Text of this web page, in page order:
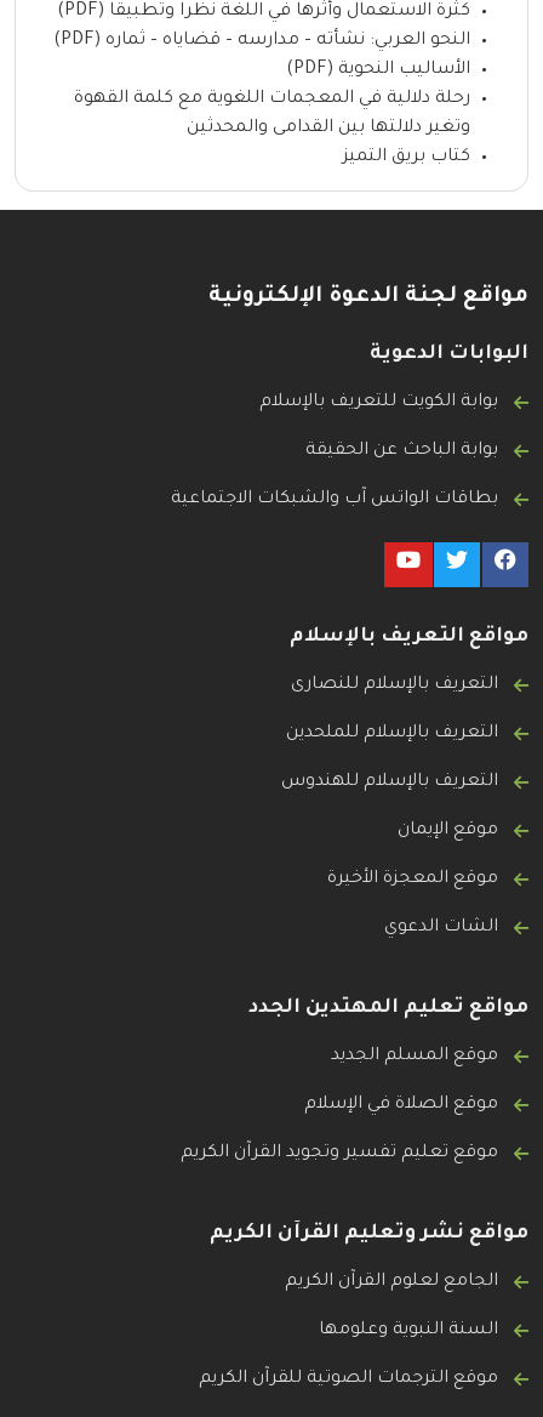
كثرة الاستعمال وأثرها في اللغة نظرا وتطبيقا (PDF)
النحو العربي: نشأته – مدارسه – قضاياه – ثماره (PDF)
الأساليب النحوية (PDF)
رحلة دلالية في المعجمات اللغوية مع كلمة القهوة
وتغير دلالتها بين القدامى والمحدثين
كتاب بريق التميز
مواقع لجنة الدعوة الإلكترونية
البوابات الدعوية
بوابة الكويت للتعريف بالإسلام
بوابة الباحث عن الحقيقة
بطاقات الواتس آب والشبكات الاجتماعية
مواقع التعريف بالإسلام
التعريف بالإسلام للنصارى
التعريف بالإسلام للملحدين
التعريف بالإسلام للهندوس
موقع الإيمان
موقع المعجزة الأخيرة
الشات الدعوي
مواقع تعليم المهتدين الجدد
موقع المسلم الجديد
موقع الصلاة في الإسلام
موقع تعليم تفسير وتجويد القرآن الكريم
مواقع نشر وتعليم القرآن الكريم
الجامع لعلوم القرآن الكريم
السنة النبوية وعلومها
موقع الترجمات الصوتية للقرآن الكريم